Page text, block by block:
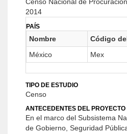
2014
PAÍS
Nombre
Código
México
Mex
TIPO DE ESTUDIO
Censo
ANTECEDENTES DEL PROYECTO
En el marco del Subsistema
de Gobierno, Seguridad